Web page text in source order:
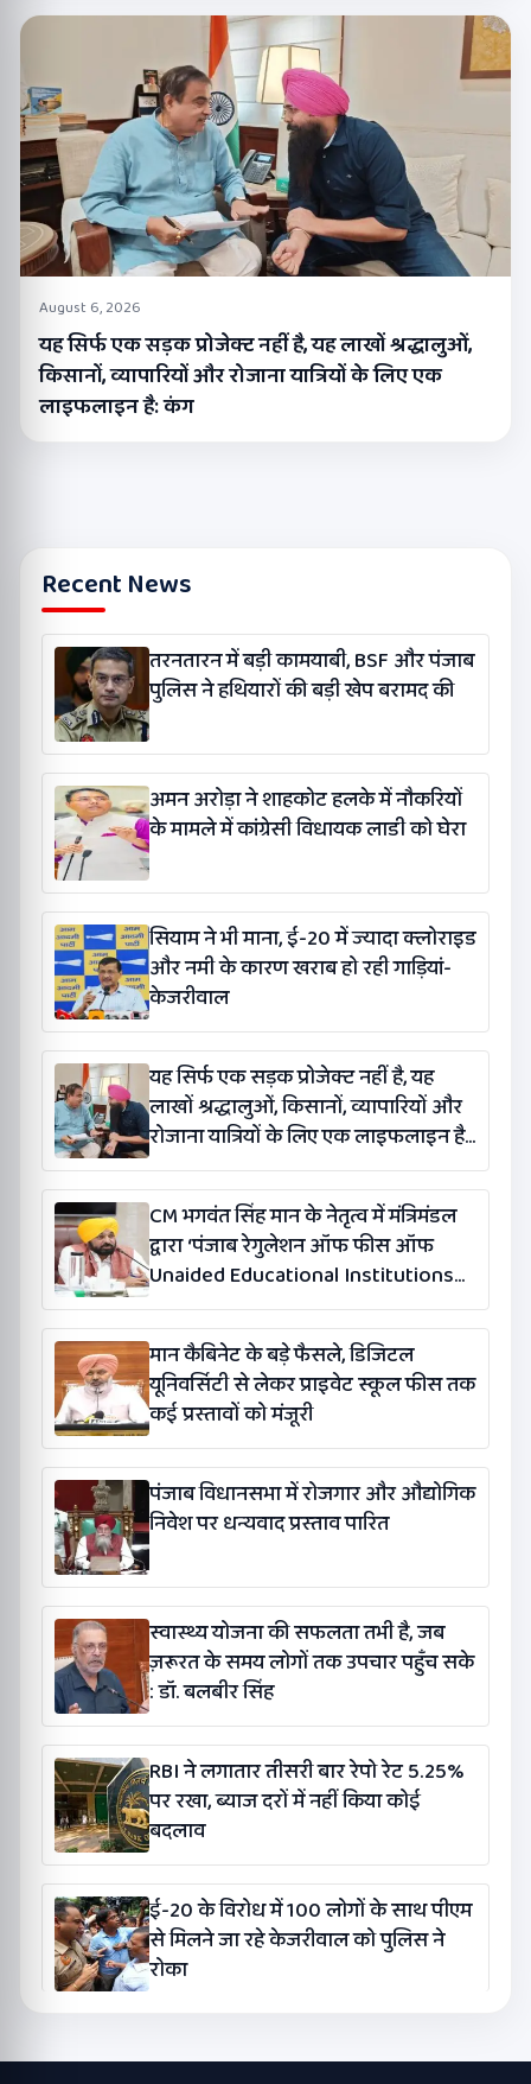
August 6, 2026
यह सिर्फ एक सड़क प्रोजेक्ट नहीं है, यह लाखों श्रद्धालुओं,
किसानों, व्यापारियों और रोजाना यात्रियों के लिए एक
लाइफलाइन है: कंग
Recent News
तरनतारन में बड़ी कामयाबी, BSF और पंजाब
पुलिस ने हथियारों की बड़ी खेप बरामद की
अमन अरोड़ा ने शाहकोट हलके में नौकरियों
के मामले में कांग्रेसी विधायक लाडी को घेरा
सियाम ने भी माना, ई-20 में ज्यादा क्लोराइड
और नमी के कारण खराब हो रही गाड़ियां-
केजरीवाल
यह सिर्फ एक सड़क प्रोजेक्ट नहीं है, यह
लाखों श्रद्धालुओं, किसानों, व्यापारियों और
रोजाना यात्रियों के लिए एक लाइफलाइन है:
कंग
CM भगवंत सिंह मान के नेतृत्व में मंत्रिमंडल
द्वारा ‘पंजाब रेगुलेशन ऑफ फीस ऑफ
Unaided Educational Institutions
(संशोधन) विधेयक-2026’ पास
मान कैबिनेट के बड़े फैसले, डिजिटल
यूनिवर्सिटी से लेकर प्राइवेट स्कूल फीस तक
कई प्रस्तावों को मंजूरी
पंजाब विधानसभा में रोजगार और औद्योगिक
निवेश पर धन्यवाद प्रस्ताव पारित
स्वास्थ्य योजना की सफलता तभी है, जब
ज़रूरत के समय लोगों तक उपचार पहुँच सके
: डॉ. बलबीर सिंह
RBI ने लगातार तीसरी बार रेपो रेट 5.25%
पर रखा, ब्याज दरों में नहीं किया कोई
बदलाव
ई-20 के विरोध में 100 लोगों के साथ पीएम
से मिलने जा रहे केजरीवाल को पुलिस ने
रोका